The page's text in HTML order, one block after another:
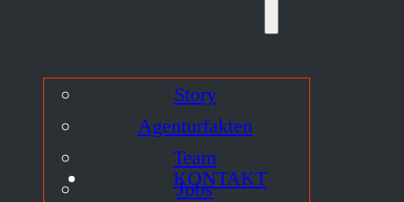
Story
Agenturfakten
Team
Jobs
KONTAKT